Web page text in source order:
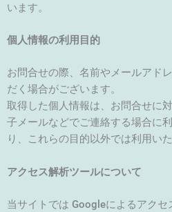
います。
個人情報の利用目的
お問合せの際、名前やメールアド
だく場合がございます。
取得した個人情報は、お問合せに
子メールなどでご連絡する場合に
り、これらの目的以外では利用いた
アクセス解析ツールについて
当サイトでは Googleによるアク